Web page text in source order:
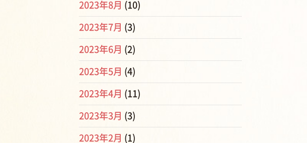
2023年8月 (10)
2023年7月 (3)
2023年6月 (2)
2023年5月 (4)
2023年4月 (11)
2023年3月 (3)
2023年2月 (1)